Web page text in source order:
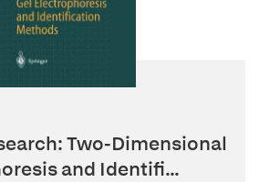
Two-Dimensional
and Identifi...